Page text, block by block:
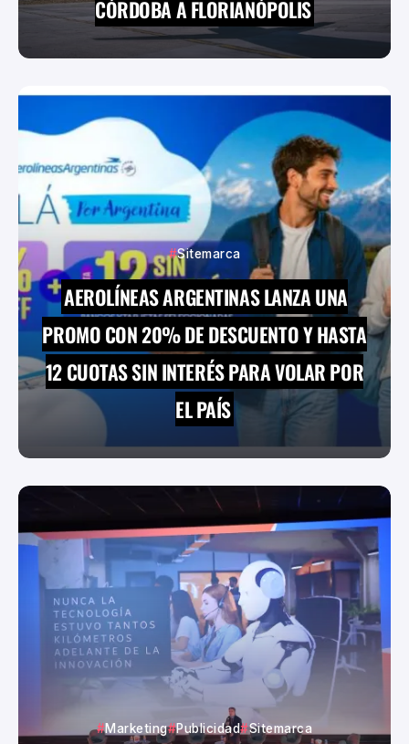
CÓRDOBA A FLORIANÓPOLIS
Sitemarca
AEROLÍNEAS ARGENTINAS LANZA UNA
PROMO CON 20% DE DESCUENTO Y HASTA
12 CUOTAS SIN INTERÉS PARA VOLAR POR
EL PAÍS
Marketing Publicidad Sitemarca